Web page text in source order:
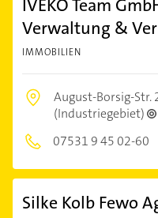
IVEKO Team
Verwaltung &
IMMOBILIEN
August-Borsig-Str.
(Industriegebiet)
07531 9 45 02-60
Silke Kolb Fewo